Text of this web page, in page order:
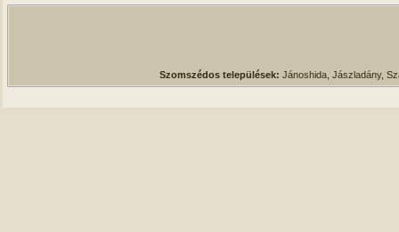
Szomszédos települések: Jánoshida, Jászladány,